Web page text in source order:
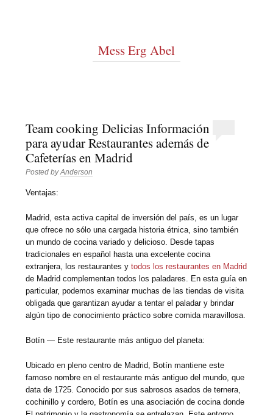
Mess Erg Abel
Team cooking Delicias Información
para ayudar Restaurantes además de
Cafeterías en Madrid
Posted byAnderson
Ventajas:
Madrid, esta activa capital de inversión del país, es un lugar
que ofrece no sólo una cargada historia étnica, sino también
un mundo de cocina variado y delicioso. Desde tapas
tradicionales en español hasta una excelente cocina
extranjera, los restaurantes ytodos los restaurantes en Madrid
de Madrid complementan todos los paladares. En esta guía en
particular, podemos examinar muchas de las tiendas de visita
obligada que garantizan ayudar a tentar el paladar y brindar
algún tipo de conocimiento práctico sobre comida maravillosa.
Botín — Este restaurante más antiguo del planeta:
Ubicado en pleno centro de Madrid, Botín mantiene este
famoso nombre en el restaurante más antiguo del mundo, que
data de 1725. Conocido por sus sabrosos asados de ternera,
cochinillo y cordero, Botín es una asociación de cocina donde